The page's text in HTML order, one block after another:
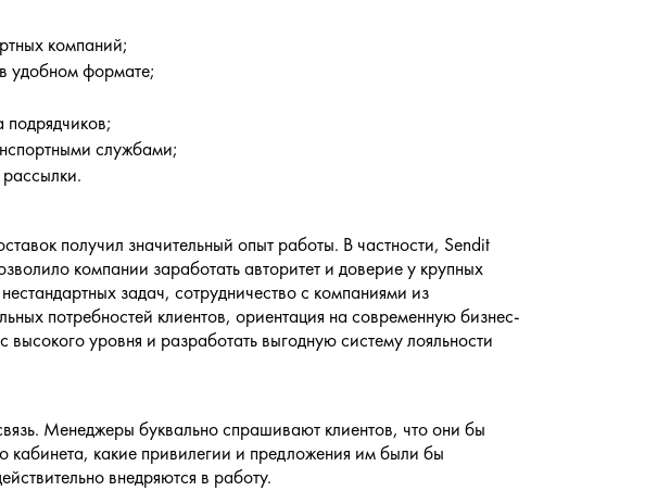
компаний;
удобном формате;
подрядчиков;
службами;
получил значительный опыт работы. В частности, Sendit
компании заработать авторитет и доверие у крупных
задач,сотрудничествос компаниями из
потребностей клиентов, ориентация на современную бизнес-
высокого уровня и разработать выгодную систему лояльности
Менеджеры буквально спрашивают клиентов, что они бы
кабинета, какие привилегии и предложения им были бы
внедряются в работу.